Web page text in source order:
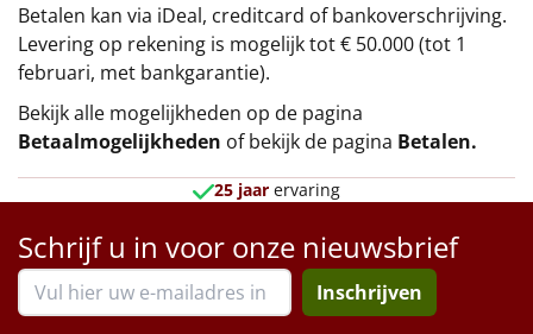
Betalen kan via iDeal, creditcard of bankoverschrijving.
Levering op rekening is mogelijk tot € 50.000 (tot 1
februari, met bankgarantie).
Bekijk alle mogelijkheden op de pagina
Betaalmogelijkheden of bekijk de pagina Betalen.
25 jaar ervaring
Schrijf u in voor onze nieuwsbrief
Inschrijven